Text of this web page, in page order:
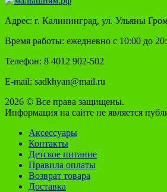
Адрес: г. Калининград, ул. Ульяны
Время работы: ежедневно с 10:00 до
Телефон: 8 4012 902-502
E-mail: sadkhyan@mail.ru
2026 © Все права защищены.
Информация на сайте не является
Аксессуары
Контакты
Детское питание
Правила оплаты
Возврат товара
Доставка